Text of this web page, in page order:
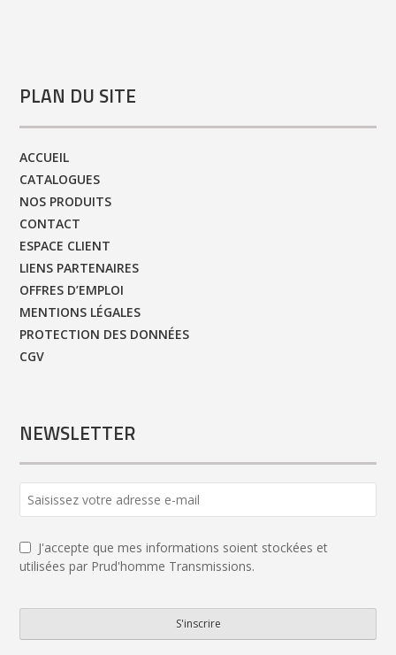
PLAN DU SITE
ACCUEIL
CATALOGUES
NOS PRODUITS
CONTACT
ESPACE CLIENT
LIENS PARTENAIRES
OFFRES D’EMPLOI
MENTIONS LÉGALES
PROTECTION DES DONNÉES
CGV
NEWSLETTER
J'accepte que mes informations soient stockées et
utilisées par Prud'homme Transmissions.
S'inscrire